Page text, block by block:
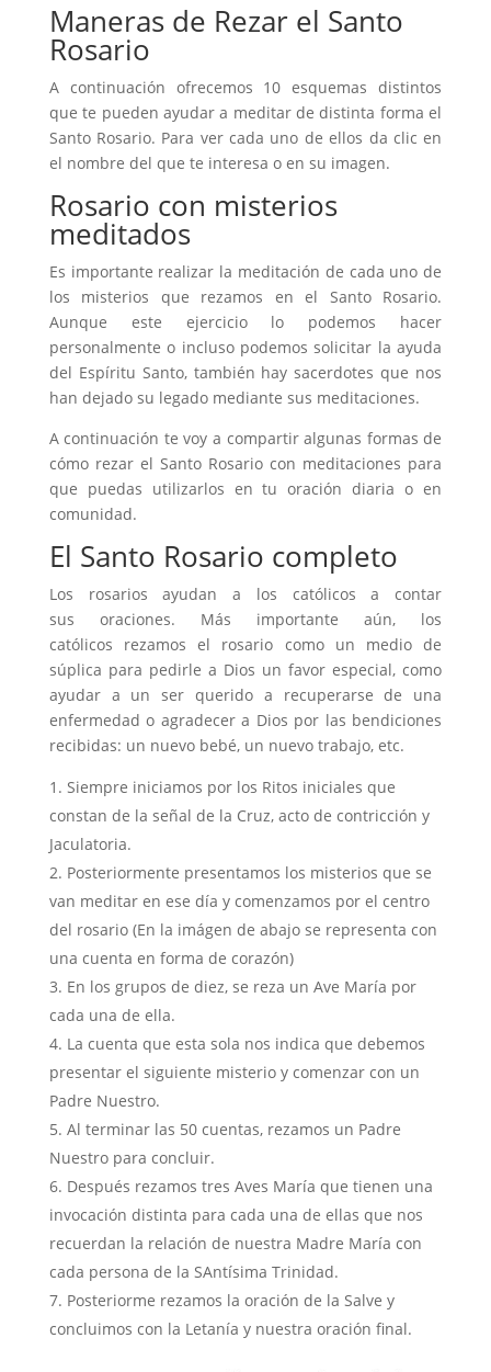
Maneras de Rezar el Santo
Rosario
A continuación ofrecemos 10 esquemas distintos
que te pueden ayudar a meditar de distinta forma el
Santo Rosario. Para ver cada uno de ellos da clic en
el nombre del que te interesa o en su imagen.
Rosario con misterios
meditados
Es importante realizar la meditación de cada uno de
los misterios que rezamos en el Santo Rosario.
Aunque este ejercicio lo podemos hacer
personalmente o incluso podemos solicitar la ayuda
del Espíritu Santo, también hay sacerdotes que nos
han dejado su legado mediante sus meditaciones.
A continuación te voy a compartir algunas formas de
cómo rezar el Santo Rosario con meditaciones para
que puedas utilizarlos en tu oración diaria o en
comunidad.
El Santo Rosario completo
Los rosarios ayudan a los católicos a contar
sus oraciones. Más importante aún, los
católicos rezamos el rosario como un medio de
súplica para pedirle a Dios un favor especial, como
ayudar a un ser querido a recuperarse de una
enfermedad o agradecer a Dios por las bendiciones
recibidas: un nuevo bebé, un nuevo trabajo, etc.
Siempre iniciamos por los Ritos iniciales que
constan de la señal de la Cruz, acto de contricción y
Jaculatoria.
Posteriormente presentamos los misterios que se
van meditar en ese día y comenzamos por el centro
del rosario (En la imágen de abajo se representa con
una cuenta en forma de corazón)
En los grupos de diez, se reza un Ave María por
cada una de ella.
La cuenta que esta sola nos indica que debemos
presentar el siguiente misterio y comenzar con un
Padre Nuestro.
Al terminar las 50 cuentas, rezamos un Padre
Nuestro para concluir.
Después rezamos tres Aves María que tienen una
invocación distinta para cada una de ellas que nos
recuerdan la relación de nuestra Madre María con
cada persona de la SAntísima Trinidad.
Posteriorme rezamos la oración de la Salve y
concluimos con la Letanía y nuestra oración final.